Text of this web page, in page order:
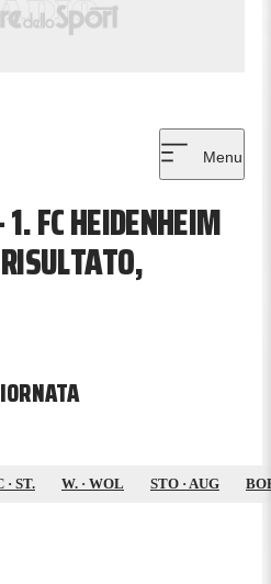
Menu
FC HEIDENHEIM
· ST. W. · WOL STO · AUG